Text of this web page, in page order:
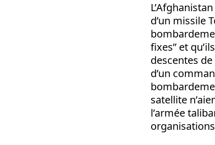
d’un missile
fixes” et
descentes
d’un
satellite
l’armée